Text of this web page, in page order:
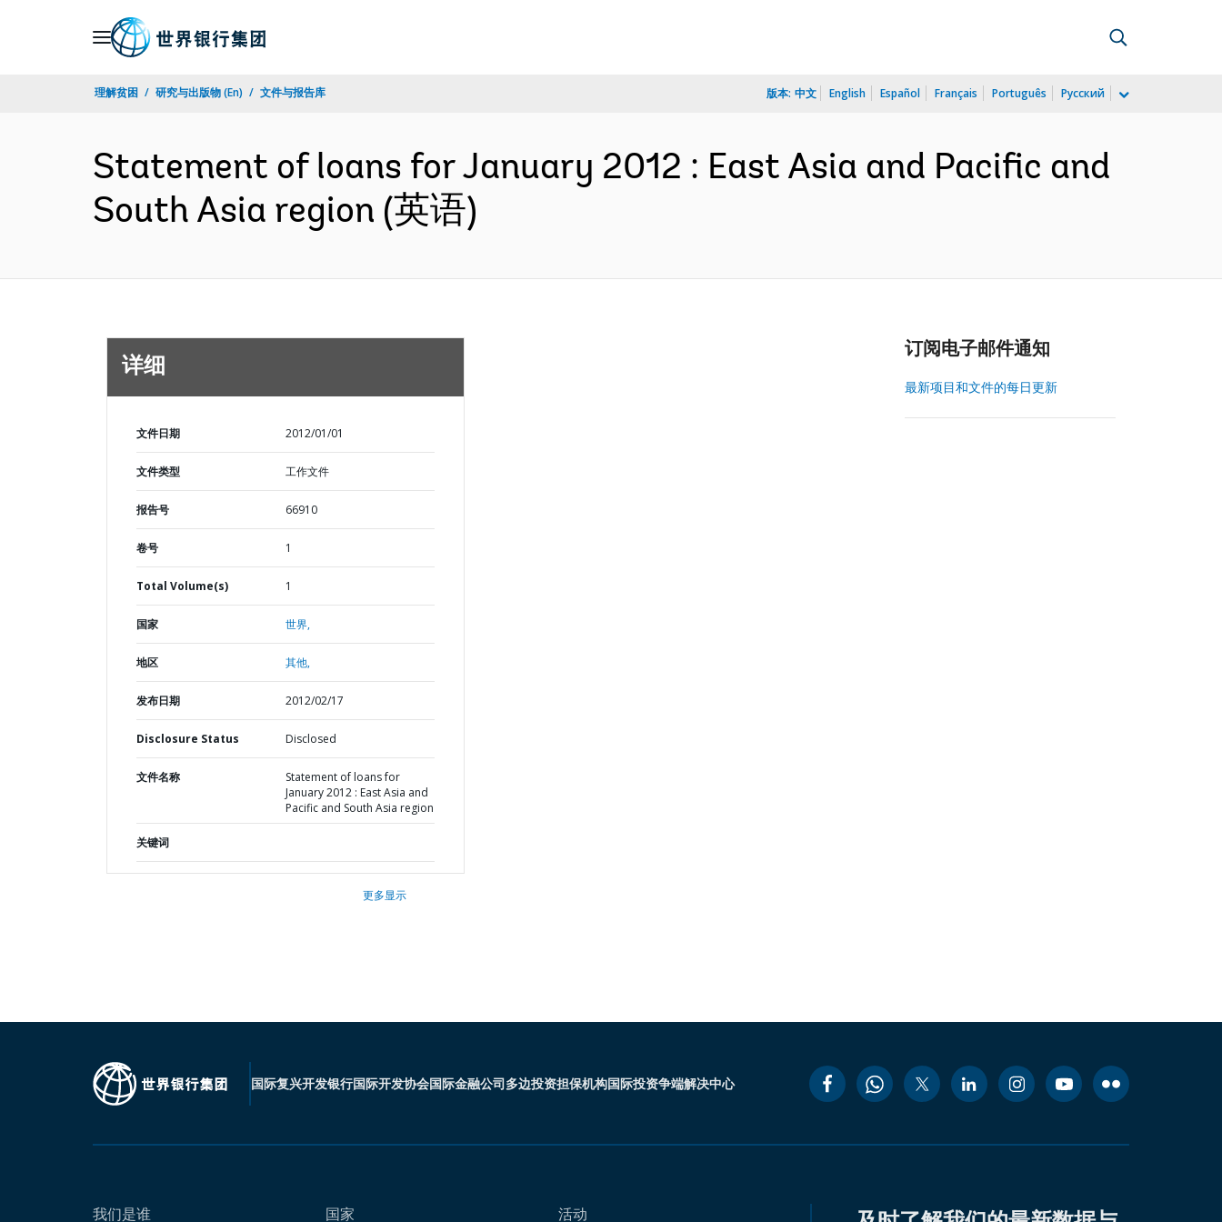
理解贫困 研究与出版物 (En) 文件与报告库 版本: 中文 English Español Français Português Русский
Statement of loans for January 2012 : East Asia and Pacific and
South Asia region (英语)
详细
文件日期 2012/01/01
文件类型 工作文件
报告号 66910
卷号 1
Total Volume(s) 1
国家 世界,
地区 其他,
发布日期 2012/02/17
Disclosure Status Disclosed
文件名称
Statement of loans for
January 2012 : East Asia and
Pacific and South Asia region
关键词
更多显示
订阅电子邮件通知
最新项目和文件的每日更新
国际复兴开发银行国际开发协会国际金融公司多边投资担保机构国际投资争端解决中心
我们是谁 国家 活动